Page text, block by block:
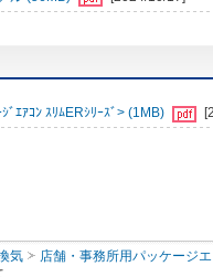
ｴｱｺﾝ ｽﾘﾑERｼﾘｰｽﾞ> (1MB)
気 店舗・事務所用パッケージ